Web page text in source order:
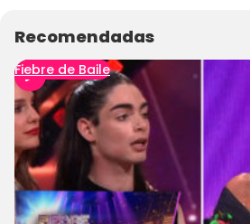
Recomendadas
Fiebre de Baile